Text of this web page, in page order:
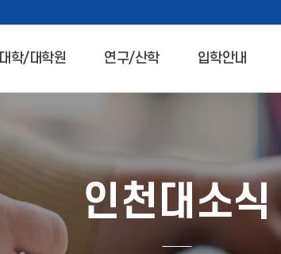
대학/대학원 연구/산학 입학안내
인천대소식